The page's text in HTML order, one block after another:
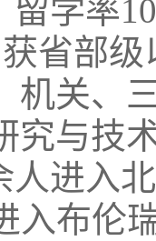
留学率
省部
机关、
究与技
人进入
入布伦